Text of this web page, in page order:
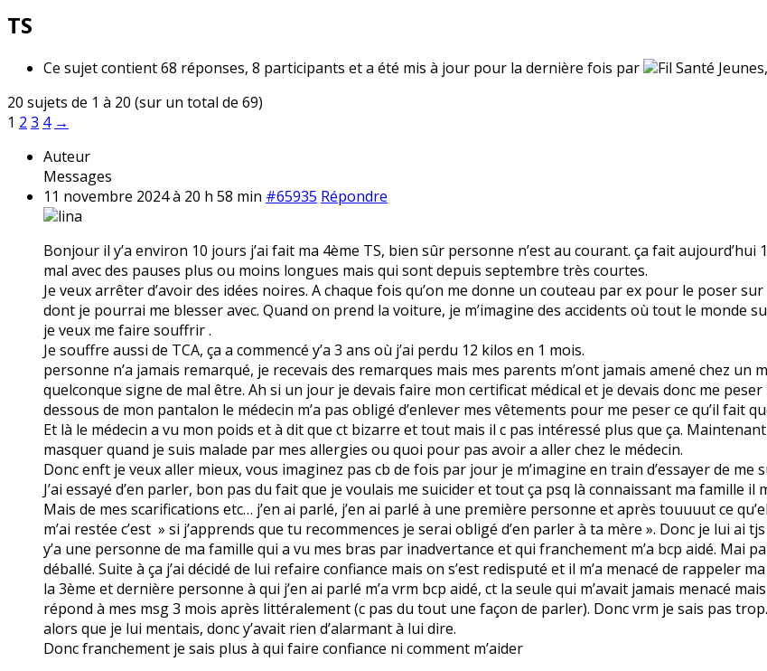
TS
Ce sujet contient 68 réponses, 8 participants et a été mis à jour pour la dernière fois par Fil Santé
20 sujets de 1 à 20 (sur un total de 69)
1 2 3 4 →
Auteur
Messages
11 novembre 2024 à 20 h 58 min #65935 Répondre
lina
Bonjour il y’a environ 10 jours j’ai fait ma 4ème TS, bien sûr personne n’est au courant. ça fait aujourd’hui
mal avec des pauses plus ou moins longues mais qui sont depuis septembre très courtes.
Je veux arrêter d’avoir des idées noires. A chaque fois qu’on me donne un couteau par ex pour le poser
dont je pourrai me blesser avec. Quand on prend la voiture, je m’imagine des accidents où tout le monde
je veux me faire souffrir .
Je souffre aussi de TCA, ça a commencé y’a 3 ans où j’ai perdu 12 kilos en 1 mois.
personne n’a jamais remarqué, je recevais des remarques mais mes parents m’ont jamais amené chez un
quelconque signe de mal être. Ah si un jour je devais faire mon certificat médical et je devais donc me peser
dessous de mon pantalon le médecin m’a pas obligé d’enlever mes vêtements pour me peser ce qu’il fait
Et là le médecin a vu mon poids et à dit que ct bizarre et tout mais il c pas intéressé plus que ça.
masquer quand je suis malade par mes allergies ou quoi pour pas avoir a aller chez le médecin.
Donc enft je veux aller mieux, vous imaginez pas cb de fois par jour je m’imagine en train d’essayer de
J’ai essayé d’en parler, bon pas du fait que je voulais me suicider et tout ça psq là connaissant ma famille il
Mais de mes scarifications etc… j’en ai parlé, j’en ai parlé à une première personne et après touuuut ce
m’ai restée c’est » si j’apprends que tu recommences je serai obligé d’en parler à ta mère ». Donc je lui ai
y’a une personne de ma famille qui a vu mes bras par inadvertance et qui franchement m’a bcp aidé. Mai
déballé. Suite à ça j’ai décidé de lui refaire confiance mais on s’est redisputé et il m’a menacé de rappeler
la 3ème et dernière personne à qui j’en ai parlé m’a vrm bcp aidé, ct la seule qui m’avait jamais menacé
répond à mes msg 3 mois après littéralement (c pas du tout une façon de parler). Donc vrm je sais pas
alors que je lui mentais, donc y’avait rien d’alarmant à lui dire.
Donc franchement je sais plus à qui faire confiance ni comment m’aider